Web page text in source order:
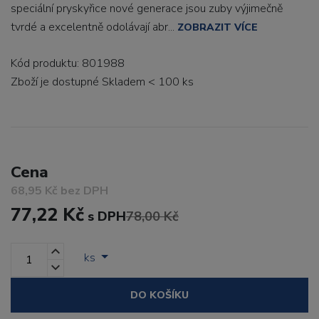
speciální pryskyřice nové generace jsou zuby výjimečně
tvrdé a excelentně odolávají abr... ZOBRAZIT VÍCE
Kód produktu: 801988
Zboží je dostupné Skladem < 100 ks
Cena
68,95 Kč bez DPH
77,22 Kč s DPH78,00 Kč
ks
DO KOŠÍKU